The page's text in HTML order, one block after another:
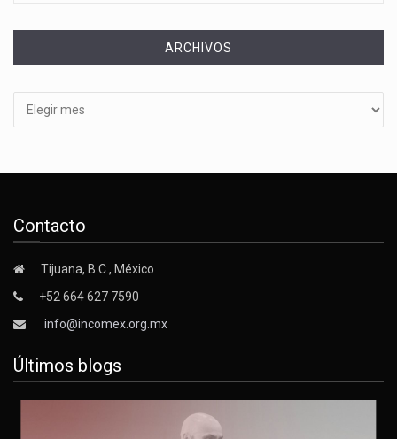
ARCHIVOS
Contacto
Tijuana, B.C., México
+52 664 627 7590
info@incomex.org.mx
Últimos blogs